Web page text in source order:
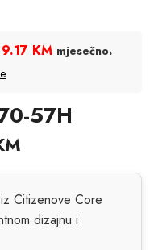
9.17 KM mjesečno.
57H
Citizenove Core
dizajnu i